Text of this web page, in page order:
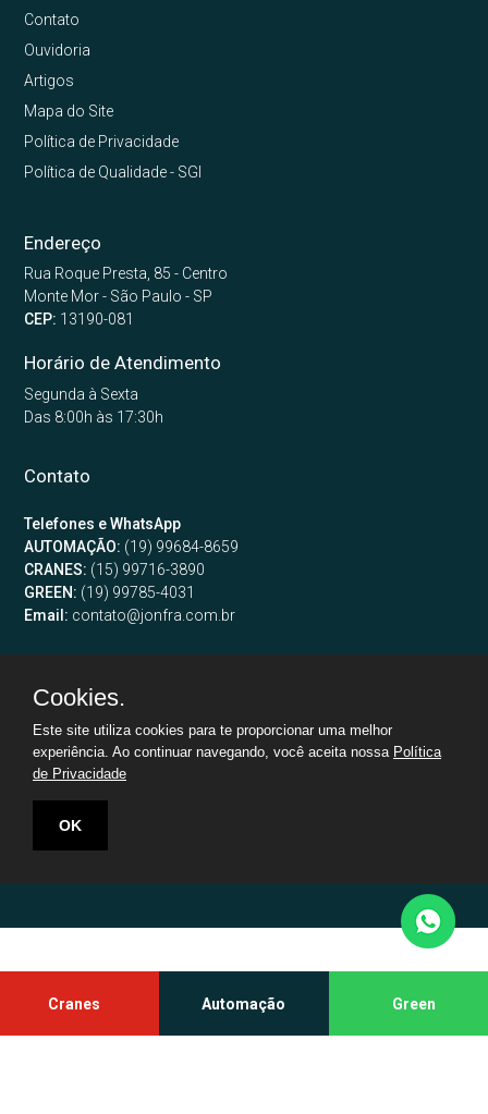
Cranes Automação Green
Contato
Ouvidoria
Artigos
Mapa do Site
Política de Privacidade
Política de Qualidade - SGI
Endereço
Rua Roque Presta, 85 - Centro
Monte Mor - São Paulo - SP
CEP: 13190-081
Horário de Atendimento
Segunda à Sexta
Das 8:00h às 17:30h
Contato
Telefones e WhatsApp
AUTOMAÇÃO: (19) 99684-8659
CRANES: (15) 99716-3890
GREEN: (19) 99785-4031
Email: contato@jonfra.com.br
Jonfra Automação Industrial|CNPJ:66.687.526/0001-08©
Todos os direitos reservados
Cookies.
Este site utiliza cookies para te proporcionar uma melhor
experiência. Ao continuar navegando, você aceita nossa Política
de Privacidade
OK